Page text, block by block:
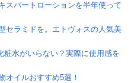
スパートローションを半年使って
セラミドを。エトヴォスの人気美
粧水がいらない？実際に使用感を
オイルおすすめ5選！